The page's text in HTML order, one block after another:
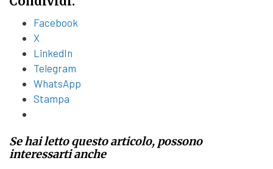
Facebook
X
LinkedIn
Telegram
WhatsApp
Stampa
Se hai letto questo articolo, possono
interessarti anche